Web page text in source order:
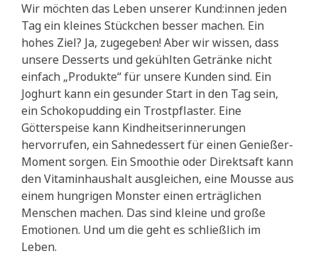
Wir möchten das Leben unserer Kund:innen jeden
Tag ein kleines Stückchen besser machen. Ein
hohes Ziel? Ja, zugegeben! Aber wir wissen, dass
unsere Desserts und gekühlten Getränke nicht
einfach „Produkte“ für unsere Kunden sind. Ein
Joghurt kann ein gesunder Start in den Tag sein,
ein Schokopudding ein Trostpflaster. Eine
Götterspeise kann Kindheitserinnerungen
hervorrufen, ein Sahnedessert für einen Genießer-
Moment sorgen. Ein Smoothie oder Direktsaft kann
den Vitaminhaushalt ausgleichen, eine Mousse aus
einem hungrigen Monster einen erträglichen
Menschen machen. Das sind kleine und große
Emotionen. Und um die geht es schließlich im
Leben.